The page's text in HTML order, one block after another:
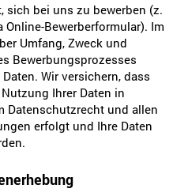
sich bei uns zu bewerben (z.
Bewerberformular). Im
Umfang, Zweck und
Bewerbungsprozesses
Wir versichern, dass
Ihrer Daten in
Datenschutzrecht und allen
erfolgt und Ihre Daten